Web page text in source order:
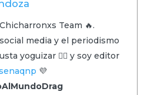
Team 🔥.
media y el periodismo
yoguizar 🧘‍♂️ y soy editor
💜